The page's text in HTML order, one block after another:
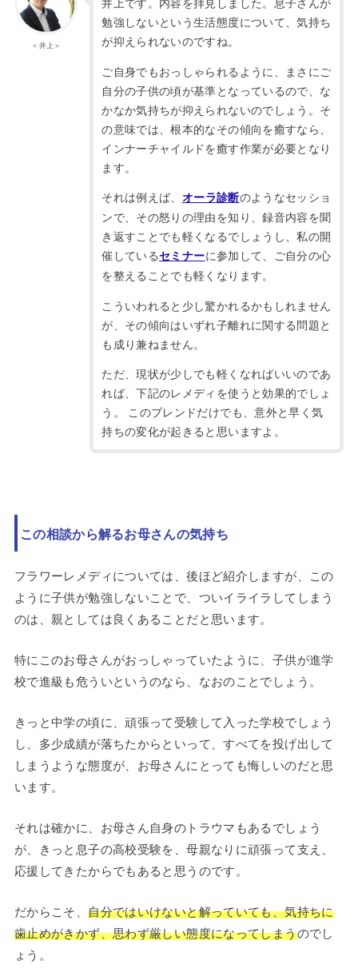
＜井上＞
勉強しないという生活態度について、気持ち
が抑えられないのですね。
ご自身でもおっしゃられるように、まさにご
自分の子供の頃が基準となっているので、な
かなか気持ちが抑えられないのでしょう。そ
の意味では、根本的なその傾向を癒すなら、
インナーチャイルドを癒す作業が必要となり
ます。
それは例えば、 オーラ診断のようなセッショ
ンで、その怒りの理由を知り、録音内容を聞
き返すことでも軽くなるでしょうし、私の開
催しているセミナーに参加して、ご自分の心
を整えることでも軽くなります。
こういわれると少し驚かれるかもしれません
が、その傾向はいずれ子離れに関する問題と
も成り兼ねません。
ただ、現状が少しでも軽くなればいいのであ
れば、下記のレメディを使うと効果的でしょ
う。 このブレンドだけでも、意外と早く気
持ちの変化が起きると思いますよ。
この相談から解るお母さんの気持ち
フラワーレメディについては、後ほど紹介しますが、この
ように子供が勉強しないことで、ついイライラしてしまう
のは、親としては良くあることだと思います。
特にこのお母さんがおっしゃっていたように、子供が進学
校で進級も危ういというのなら、なおのことでしょう。
きっと中学の頃に、頑張って受験して入った学校でしょう
し、多少成績が落ちたからといって、すべてを投げ出して
しまうような態度が、お母さんにとっても悔しいのだと思
います。
それは確かに、お母さん自身のトラウマもあるでしょう
が、きっと息子の高校受験を、母親なりに頑張って支え、
応援してきたからでもあると思うのです。
だからこそ、自分ではいけないと解っていても、気持ちに
歯止めがきかず、思わず厳しい態度になってしまうのでし
ょう。